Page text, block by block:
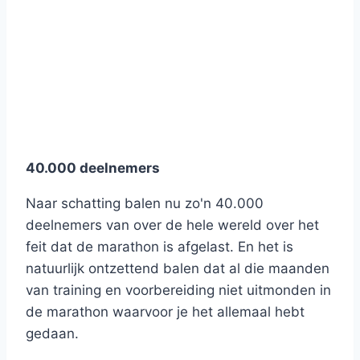
40.000 deelnemers
Naar schatting balen nu zo'n 40.000
deelnemers van over de hele wereld over het
feit dat de marathon is afgelast. En het is
natuurlijk ontzettend balen dat al die maanden
van training en voorbereiding niet uitmonden in
de marathon waarvoor je het allemaal hebt
gedaan.